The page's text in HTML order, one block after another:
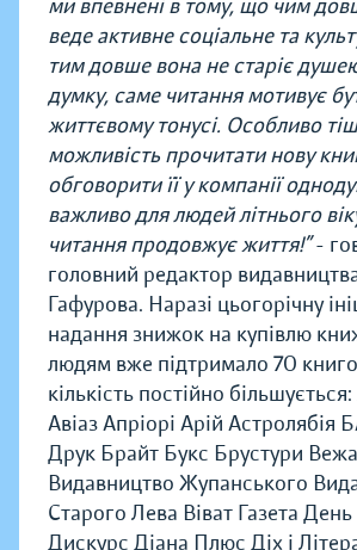
ми впевнені в тому, що чим
веде активне соціальне та
тим довше вона не старіє
думку, саме читання мотивує
життєвому тонусі. Особливо
можливість прочитати нову
обговорити її у компанії
важливо для людей літнього
читання продовжує життя!”-
головний редактор
Гафурова. Наразі цьогорічну
надання знижок на купівлю
людям вже підтримало 70
кількість постійно більшується:
АвіазАпріорі Арій Астролябія
Друк Брайт Букс Брустури
Видавництво Жупанського
Старого Лева Віват Газета День
Дискурс Діана Плюс Діх і